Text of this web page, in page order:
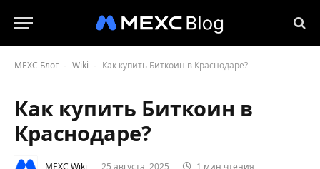
MEXC Блог - Wiki - Как купить Биткоин в Краснодаре?
Как купить Биткоин в
Краснодаре?